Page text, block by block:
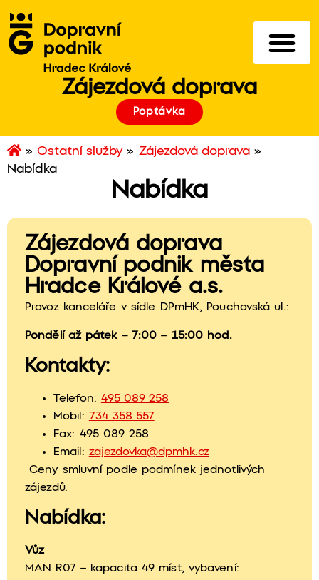
Zájezdová doprava
Poptávka
»Ostatní služby» Zájezdová doprava»
Nabídka
Nabídka
Zájezdová doprava
Dopravní podnik města
Hradce Králové a.s.
Provoz kanceláře v sídle DPmHK, Pouchovská ul.:
Pondělí až pátek – 7:00 – 15:00 hod.
Kontakty:
Telefon: 495 089 258
Mobil: 734 358 557
Fax: 495 089 258
Email: zajezdovka@dpmhk.cz
Ceny smluvní podle podmínek jednotlivých
zájezdů.
Nabídka:
Vůz
MAN R07 – kapacita 49 míst, vybavení: